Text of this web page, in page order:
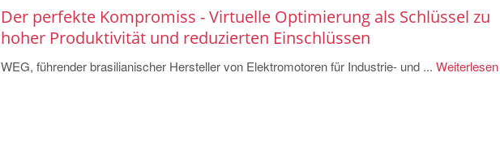
Der perfekte Kompromiss - Virtuelle Optimierung als Schlüssel zu
hoher Produktivität und reduzierten Einschlüssen
WEG, führender brasilianischer Hersteller von Elektromotoren für Industrie- und ... Weiterlesen